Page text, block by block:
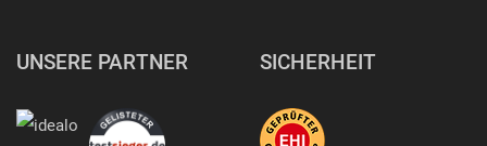
UNSERE PARTNER SICHERHEIT